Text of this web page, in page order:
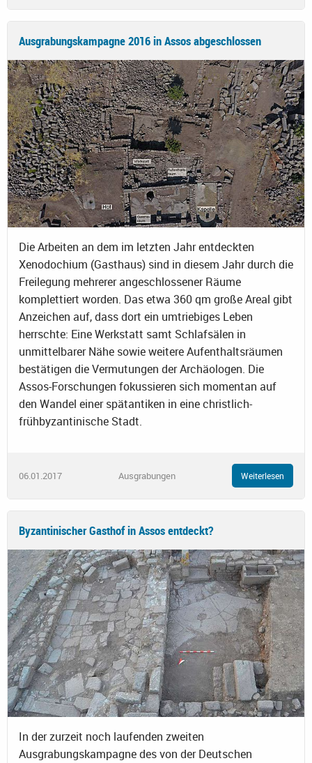
Ausgrabungskampagne 2016 in Assos abgeschlossen
Die Arbeiten an dem im letzten Jahr entdeckten
Xenodochium (Gasthaus) sind in diesem Jahr durch die
Freilegung mehrerer angeschlossener Räume
komplettiert worden. Das etwa 360 qm große Areal gibt
Anzeichen auf, dass dort ein umtriebiges Leben
herrschte: Eine Werkstatt samt Schlafsälen in
unmittelbarer Nähe sowie weitere Aufenthaltsräumen
bestätigen die Vermutungen der Archäologen. Die
Assos-Forschungen fokussieren sich momentan auf
den Wandel einer spätantiken in eine christlich-
frühbyzantinische Stadt.
06.01.2017 Ausgrabungen Weiterlesen
Byzantinischer Gasthof in Assos entdeckt?
In der zurzeit noch laufenden zweiten
Ausgrabungskampagne des von der Deutschen